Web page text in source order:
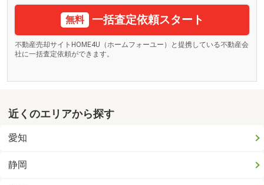
無料 一括査定依頼スタート
不動産売却サイトHOME4U（ホームフォーユー）と提携している不動産会
社に一括査定依頼ができます。
近くのエリアから探す
愛知
静岡